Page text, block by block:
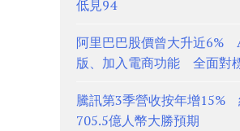
低見94
阿里巴巴股價曾大升近6%
版、加入電商功能 全面對
騰訊第3季營收按年增15%
705.5億人幣大勝預期